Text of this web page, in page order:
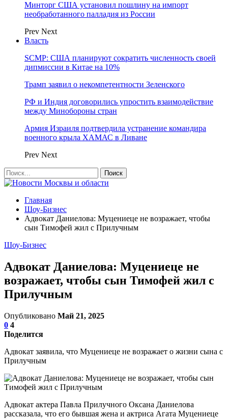
Минторг США установил пошлину на импорт
необработанного палладия из России
Prev Next
Власть
SCMP: США планируют сократить численность своей
дипмиссии в Китае на 10%
Трамп заявил о некомпетентности Зеленского
РФ и Индия договорились упростить взаимодействие
между Минобороны стран
Армия Израиля подтвердила устранение командира
военного крыла ХАМАС в Ливане
Prev Next
Главная
Шоу-Бизнес
Адвокат Даниелова: Муцениеце не возражает, чтобы
сын Тимофей жил с Прилучным
Шоу-Бизнес
Адвокат Даниелова: Муцениеце не
возражает, чтобы сын Тимофей жил с
Прилучным
Опубликовано Май 21, 2025
0 4
Поделится
Адвокат заявила, что Муцениеце не возражает о жизни сына с
Прилучным
Адвокат актера Павла Прилучного Оксана Даниелова
рассказала, что его бывшая жена и актриса Агата Муцениеце